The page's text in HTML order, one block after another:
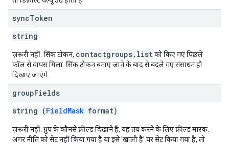
syncToken
string
ज़रूरी नहीं. सिंक टोकन, contactgroups.listको किए गए पिछले
कॉल से वापस मिला. सिंक टोकन बनाए जाने के बाद से बदले गए संसाधन ही
दिखाए जाएंगे.
groupFields
string (FieldMask format)
ज़रूरी नहीं. ग्रुप के कौनसे फ़ील्ड दिखाने हैं, यह तय करने के लिए फ़ील्ड मास्क.
अगर नीति को सेट नहीं किया गया है या इसे 'खाली है' पर सेट किया गया है, तो